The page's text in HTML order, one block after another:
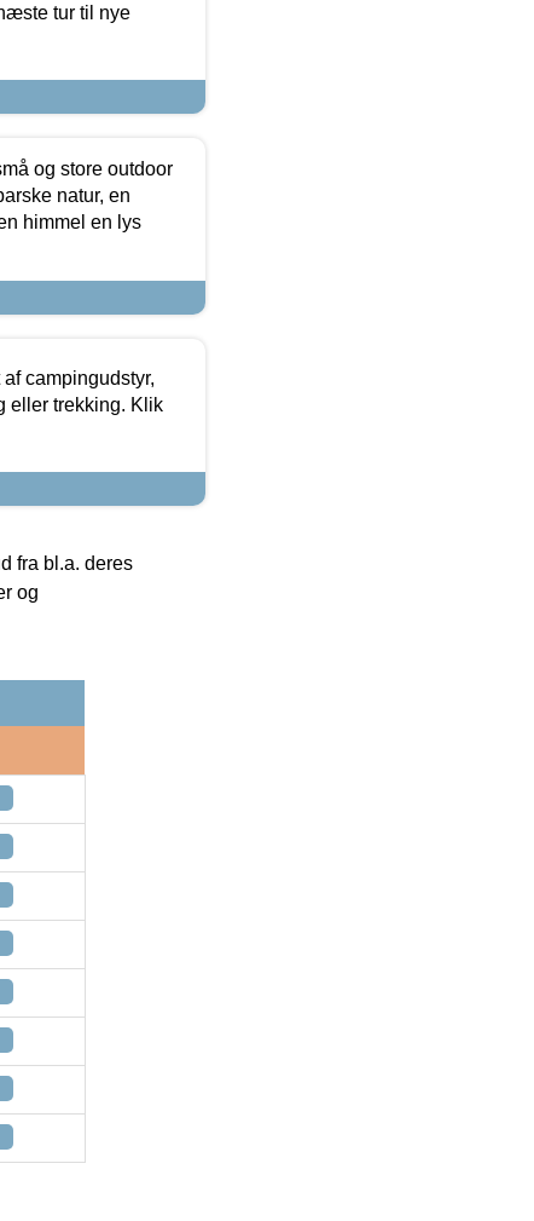
tur til nye
og store outdoor
natur, en
himmel en lys
campingudstyr,
eller trekking. Klik
fra bl.a. deres
og